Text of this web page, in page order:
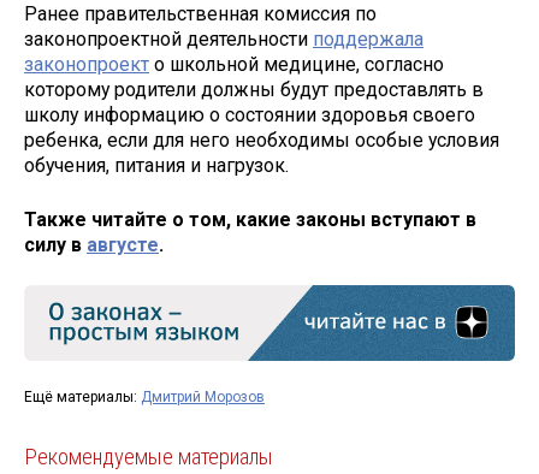
Ранее правительственная комиссия по
законопроектной деятельности поддержала
законопроект о школьной медицине, согласно
которому родители должны будут предоставлять в
школу информацию о состоянии здоровья своего
ребенка, если для него необходимы особые условия
обучения, питания и нагрузок.
Также читайте о том, какие законы вступают в
силу в августе.
Ещё материалы: Дмитрий Морозов
Рекомендуемые материалы